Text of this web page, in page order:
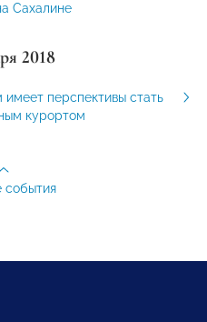
Сахалине
2018
перспективы стать
курортом
события